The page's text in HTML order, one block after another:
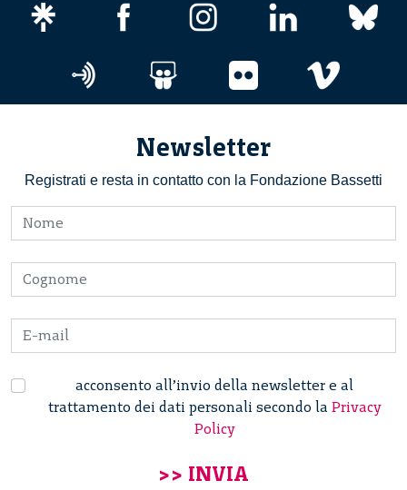
Newsletter
Registrati e resta in contatto con la Fondazione Bassetti
acconsento all’invio della newsletter e al
trattamento dei dati personali secondo la Privacy
Policy